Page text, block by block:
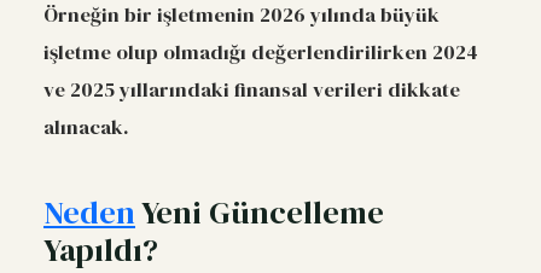
Örneğin bir işletmenin 2026 yılında büyük
işletme olup olmadığı değerlendirilirken 2024
ve 2025 yıllarındaki finansal verileri dikkate
alınacak.
NedenYeni Güncelleme
Yapıldı?